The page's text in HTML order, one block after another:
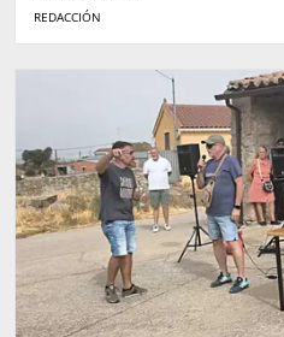
REDACCIÓN